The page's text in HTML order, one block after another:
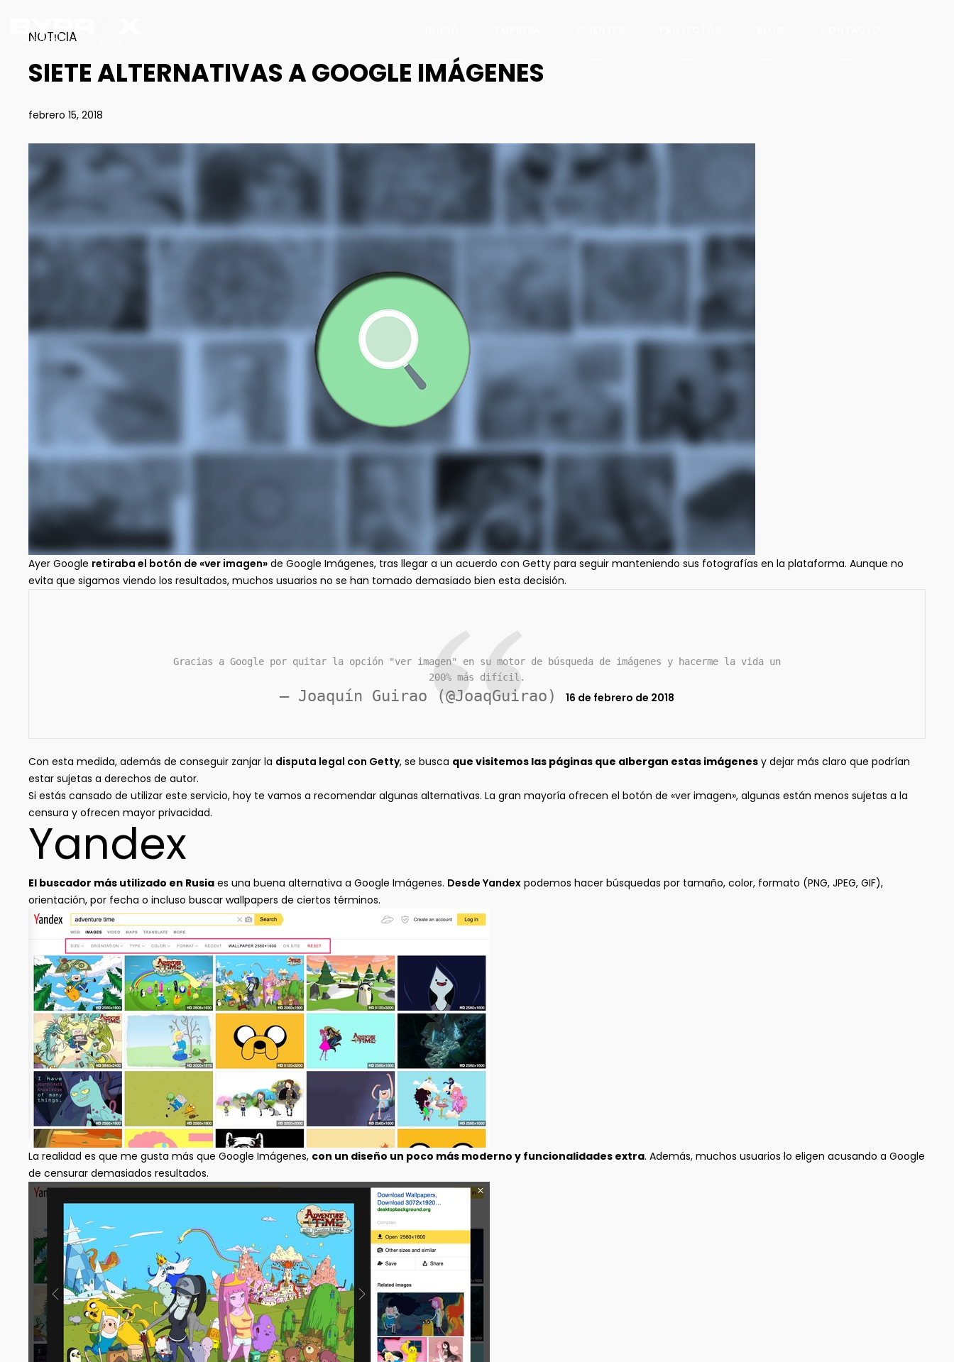
NOTICIA
SIETE ALTERNATIVAS A GOOGLE IMÁGENES
febrero 15, 2018
Ayer Google retiraba el botón de «ver imagen» de Google Imágenes, tras llegar a un acuerdo con Getty para seguir manteniendo sus fotografías en la plataforma. Aunque no
evita que sigamos viendo los resultados, muchos usuarios no se han tomado demasiado bien esta decisión.
Gracias a Google por quitar la opción "ver imagen" en su motor de búsqueda de imágenes y hacerme la vida un
200% más difícil.
— Joaquín Guirao (@JoaqGuirao) 16 de febrero de 2018
Con esta medida, además de conseguir zanjar la disputa legal con Getty, se busca que visitemos las páginas que albergan estas imágenes y dejar más claro que podrían
estar sujetas a derechos de autor.
Si estás cansado de utilizar este servicio, hoy te vamos a recomendar algunas alternativas. La gran mayoría ofrecen el botón de «ver imagen», algunas están menos sujetas a la
censura y ofrecen mayor privacidad.
Yandex
El buscador más utilizado en Rusia es una buena alternativa a Google Imágenes. Desde Yandex podemos hacer búsquedas por tamaño, color, formato (PNG, JPEG, GIF),
orientación, por fecha o incluso buscar wallpapers de ciertos términos.
La realidad es que me gusta más que Google Imágenes, con un diseño un poco más moderno y funcionalidades extra. Además, muchos usuarios lo eligen acusando a Google
de censurar demasiados resultados.